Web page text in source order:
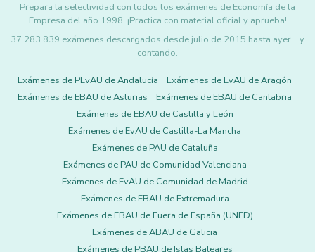
Prepara la selectividad con todos los exámenes de Economía de la
Empresa del año 1998. ¡Practica con material oficial y aprueba!
37.283.839 exámenes descargados desde julio de 2015 hasta ayer... y
contando.
Exámenes de PEvAU de Andalucía
Exámenes de EvAU de Aragón
Exámenes de EBAU de Asturias
Exámenes de EBAU de Cantabria
Exámenes de EBAU de Castilla y León
Exámenes de EvAU de Castilla-La Mancha
Exámenes de PAU de Cataluña
Exámenes de PAU de Comunidad Valenciana
Exámenes de EvAU de Comunidad de Madrid
Exámenes de EBAU de Extremadura
Exámenes de EBAU de Fuera de España (UNED)
Exámenes de ABAU de Galicia
Exámenes de PBAU de Islas Baleares